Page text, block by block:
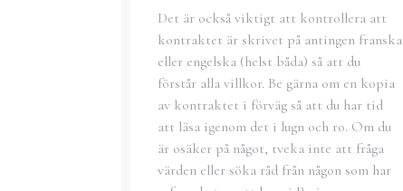
Det är också viktigt att kontrollera att
kontraktet är skrivet på antingen franska
eller engelska (helst båda) så att du
förstår alla villkor. Be gärna om en kopia
av kontraktet i förväg så att du har tid
att läsa igenom det i lugn och ro. Om du
är osäker på något, tveka inte att fråga
värden eller söka råd från någon som har